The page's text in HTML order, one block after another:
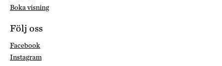
Boka visning
Följ oss
Facebook
Instagram